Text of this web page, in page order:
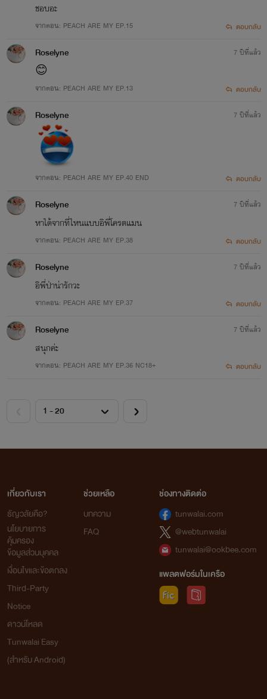
ชอบอะ
จากตอน: PEACH ARE MY EP.15 ตอบกลับ
Roselyne
😊
จากตอน: ​PEACH ARE MY EP.13​
7 ปีที่แล้ว
ตอบกลับ
Roselyne
จากตอน: PEACH ARE MY EP.40 END
7 ปีที่แล้ว
ตอบกลับ
Roselyne
หาได้จากที่ไหนแบบอิพี่โครตแมน
จากตอน: PEACH ARE MY EP.38
7 ปีที่แล้ว
ตอบกลับ
Roselyne
อิพี่ป่าน่ารักวะ
จากตอน: PEACH ARE MY EP.37
7 ปีที่แล้ว
ตอบกลับ
Roselyne
สนุกค่ะ
จากตอน: PEACH ARE MY EP.36 NC18+
7 ปีที่แล้ว
ตอบกลับ
เกี่ยวกับเรา
ธัญวลัยคือ?
นโยบายการ
คุ้มครอง
ข้อมูลส่วนบุคคล
เงื่อนไขและข้อตกลง
Third-Party
Notice
ดาวน์โหลด
Tunwalai Easy
(สำหรับ Android)
ช่วยเหลือ
บทความ
FAQ
ช่องทางติดต่อ
tunwalai.com
@webtunwalai
tunwalai@ookbee.com
แพลตฟอร์มในเครือ